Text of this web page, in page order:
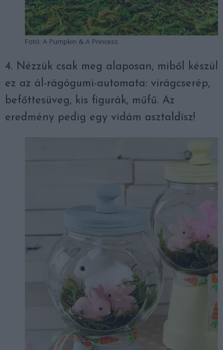
Fotó: A Pumpkin & A Princess
4. Nézzük csak meg alaposan, miből készül
ez az ál-rágógumi-automata: virágcserép,
befőttesüveg, kis figurák, műfű. Az
eredmény pedig egy vidám asztaldísz!